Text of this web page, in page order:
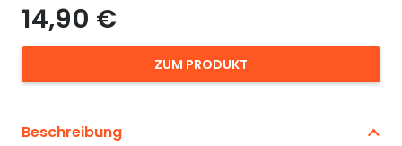
14,90 €
ZUM PRODUKT
Beschreibung